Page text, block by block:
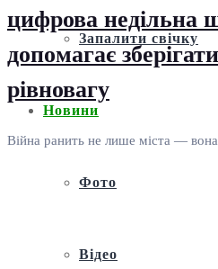
Запалити свічку
Новини
Фото
Відео
цифрова недільна
допомагає
рівновагу
Війна ранить не лише міста — вона